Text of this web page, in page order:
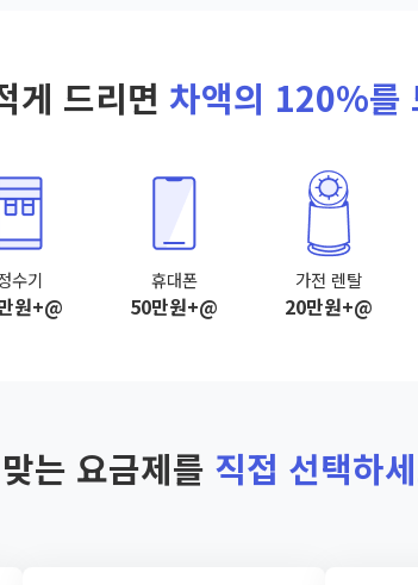
게 드리면 차액의 120%를
수기
원+@
휴대폰
50만원+@
가전 렌탈
20만원+@
는 요금제를 직접 선택하